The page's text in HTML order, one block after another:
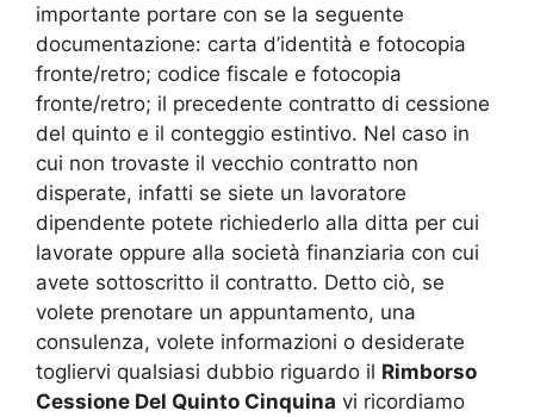
importante portare con se la seguente
documentazione: carta d’identità e fotocopia
fronte/retro; codice fiscale e fotocopia
fronte/retro; il precedente contratto di cessione
del quinto e il conteggio estintivo. Nel caso in
cui non trovaste il vecchio contratto non
disperate, infatti se siete un lavoratore
dipendente potete richiederlo alla ditta per cui
lavorate oppure alla società finanziaria con cui
avete sottoscritto il contratto. Detto ciò, se
volete prenotare un appuntamento, una
consulenza, volete informazioni o desiderate
togliervi qualsiasi dubbio riguardo il Rimborso
Cessione Del Quinto Cinquina vi ricordiamo